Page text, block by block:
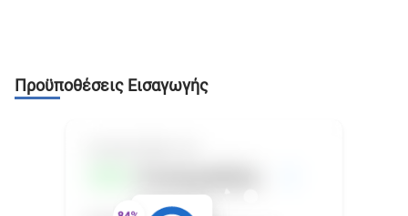
Προϋποθέσεις Εισαγωγής